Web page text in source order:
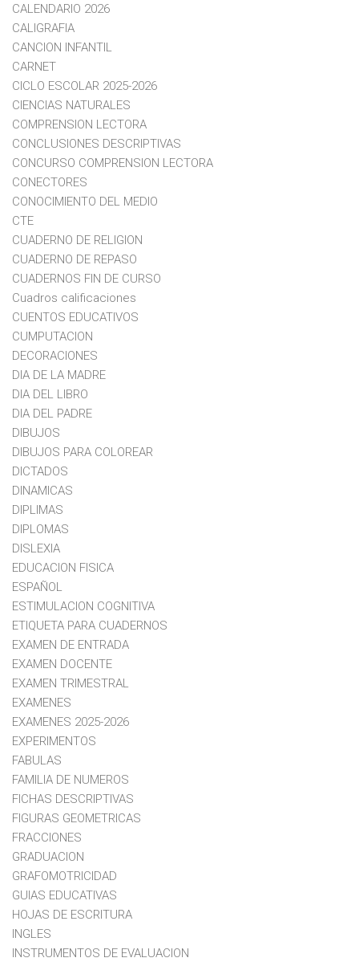
CALENDARIO 2026
CALIGRAFIA
CANCION INFANTIL
CARNET
CICLO ESCOLAR 2025-2026
CIENCIAS NATURALES
COMPRENSION LECTORA
CONCLUSIONES DESCRIPTIVAS
CONCURSO COMPRENSION LECTORA
CONECTORES
CONOCIMIENTO DEL MEDIO
CTE
CUADERNO DE RELIGION
CUADERNO DE REPASO
CUADERNOS FIN DE CURSO
Cuadros calificaciones
CUENTOS EDUCATIVOS
CUMPUTACION
DECORACIONES
DIA DE LA MADRE
DIA DEL LIBRO
DIA DEL PADRE
DIBUJOS
DIBUJOS PARA COLOREAR
DICTADOS
DINAMICAS
DIPLIMAS
DIPLOMAS
DISLEXIA
EDUCACION FISICA
ESPAÑOL
ESTIMULACION COGNITIVA
ETIQUETA PARA CUADERNOS
EXAMEN DE ENTRADA
EXAMEN DOCENTE
EXAMEN TRIMESTRAL
EXAMENES
EXAMENES 2025-2026
EXPERIMENTOS
FABULAS
FAMILIA DE NUMEROS
FICHAS DESCRIPTIVAS
FIGURAS GEOMETRICAS
FRACCIONES
GRADUACION
GRAFOMOTRICIDAD
GUIAS EDUCATIVAS
HOJAS DE ESCRITURA
INGLES
INSTRUMENTOS DE EVALUACION